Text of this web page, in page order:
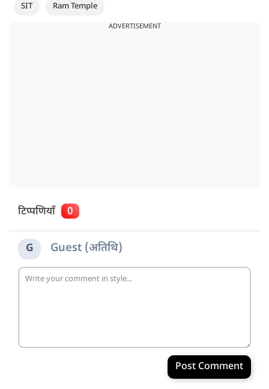
SIT
Ram Temple
ADVERTISEMENT
टिप्पणियाँ 0
G Guest (अतिथि)
Post Comment